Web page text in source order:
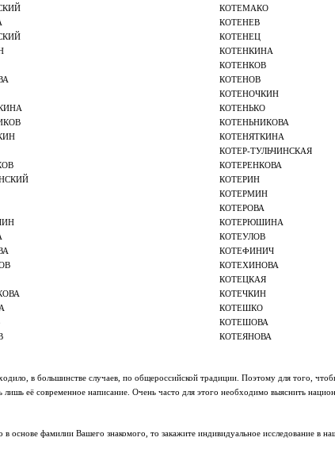
КОТЕМАКО
КОТЕНЕВ
КОТЕНЕЦ
КОТЕНКИНА
КОТЕНКОВ
КОТЕНОВ
КОТЕНОЧКИН
КОТЕНЬКО
КОТЕНЬНИКОВА
КОТЕНЯТКИНА
КОТЕР-ТУЛЬЧИНСКАЯ
КОТЕРЕНКОВА
КОТЕРИН
КОТЕРМИН
КОТЕРОВА
КОТЕРЮШИНА
КОТЕУЛОВ
КОТЕФИНИЧ
КОТЕХИНОВА
КОТЕЦКАЯ
КОТЕЧКИН
КОТЕШКО
КОТЕШОВА
КОТЕЯНОВА
в большинстве случаев, по общероссийской традиции. Поэтому для того,
её современное написание. Очень часто для этого необходимо выяснить
фамилии Вашего знакомого, то закажите индивидуальное исследование в